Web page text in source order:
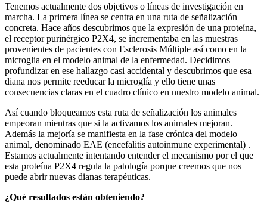
Tenemos actualmente dos objetivos o líneas de investigación en
marcha. La primera línea se centra en una ruta de señalización
concreta. Hace años descubrimos que la expresión de una proteína,
el receptor purinérgico P2X4, se incrementaba en las muestras
provenientes de pacientes con Esclerosis Múltiple así como en la
microglia en el modelo animal de la enfermedad. Decidimos
profundizar en ese hallazgo casi accidental y descubrimos que esa
diana nos permite reeducar la microglía y ello tiene unas
consecuencias claras en el cuadro clínico en nuestro modelo animal.
Así cuando bloqueamos esta ruta de señalización los animales
empeoran mientras que si la activamos los animales mejoran.
Además la mejoría se manifiesta en la fase crónica del modelo
animal, denominado EAE (encefalitis autoinmune experimental) .
Estamos actualmente intentando entender el mecanismo por el que
esta proteína P2X4 regula la patología porque creemos que nos
puede abrir nuevas dianas terapéuticas.
¿Qué resultados están obteniendo?